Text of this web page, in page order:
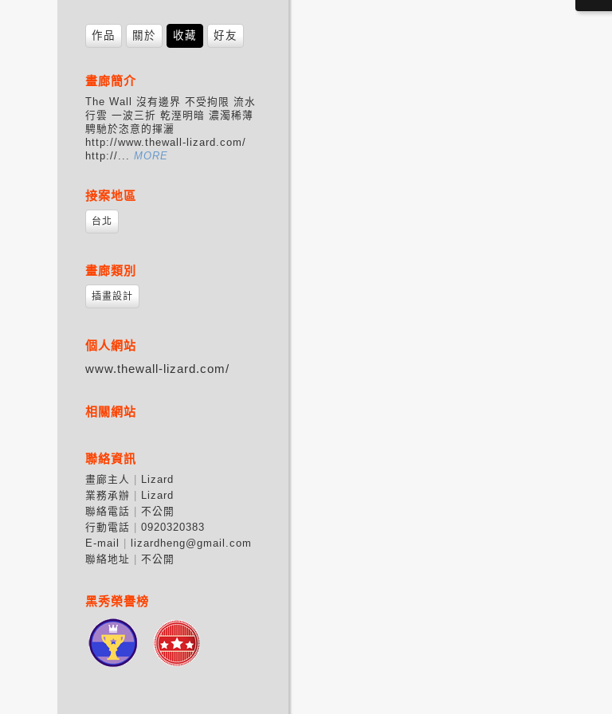
作品 關於 收藏 好友
畫廊簡介
The Wall 沒有邊界 不受拘限 流水
行雲 一波三折 乾溼明暗 濃濁稀薄
騁馳於恣意的揮灑
http://www.thewall-lizard.com/
http://... MORE
接案地區
台北
畫廊類別
插畫設計
個人網站
www.thewall-lizard.com/
相關網站
聯絡資訊
畫廊主人
Lizard
業務承辦
Lizard
聯絡電話
不公開
行動電話
0920320383
E-mail
lizardheng@gmail.com
聯絡地址
不公開
黑秀榮譽榜